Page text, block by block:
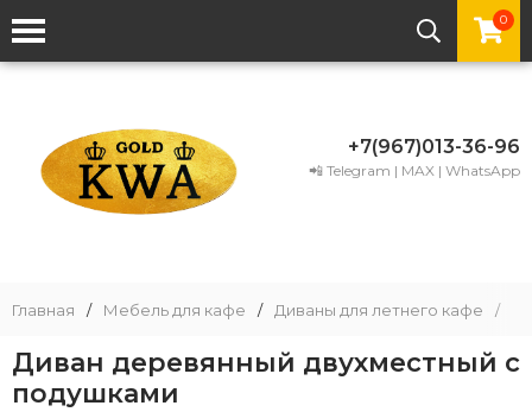
0
+7(967)013-36-96
📲 Telegram | MAX | WhatsApp
Главная / Мебель для кафе / Диваны для летнего кафе /
Диван деревянный двухместный с
подушками